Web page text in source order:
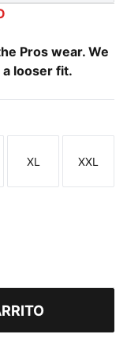
Pros wear. We
looser fit.
Talla
XL
Talla
XXL